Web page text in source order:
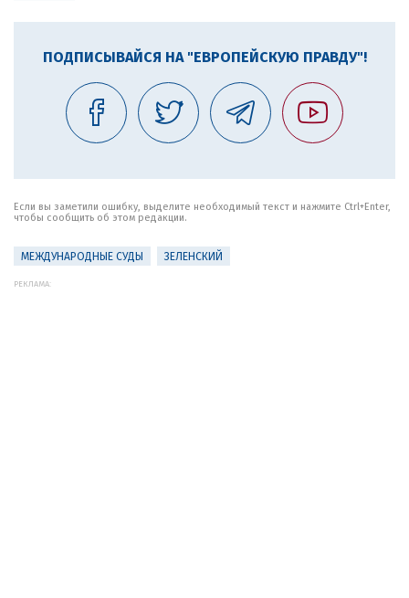
ПОДПИСЫВАЙСЯ НА "ЕВРОПЕЙСКУЮ ПРАВДУ"!
Если вы заметили ошибку, выделите необходимый текст и нажмите Ctrl+Enter,
чтобы сообщить об этом редакции.
МЕЖДУНАРОДНЫЕ СУДЫ ЗЕЛЕНСКИЙ
РЕКЛАМА: